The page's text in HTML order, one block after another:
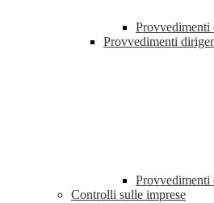
Provvedimenti
Provvedimenti
Controlli sulle imprese